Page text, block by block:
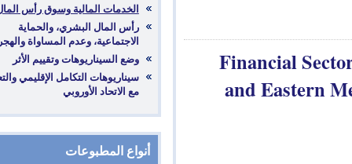
‎رأس المال البشري، والحماية
الاجتماعية، وعدم المساواة والهجرة
‎سيناريوهات التكامل الإقليمي والتعاون
مع الاتحاد الأوروبي
أنواع المطبوعات
and